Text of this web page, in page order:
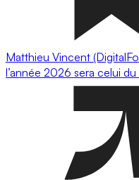
Matthieu Vincent
l’année 2026 sera celui du